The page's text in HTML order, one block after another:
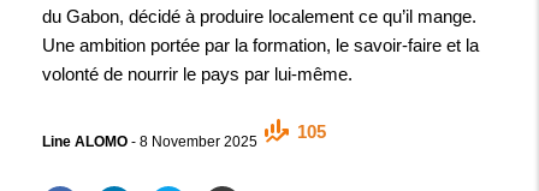
du Gabon, décidé à produire localement ce qu’il mange.
Une ambition portée par la formation, le savoir-faire et la
volonté de nourrir le pays par lui-même.
Line ALOMO - 8 November 2025
105